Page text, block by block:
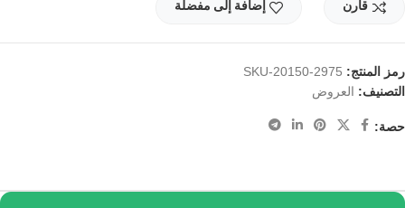
قارن إضافة إلى مفضلة
رمز المنتج: SKU-20150-2975
التصنيف: العروض
حصة: